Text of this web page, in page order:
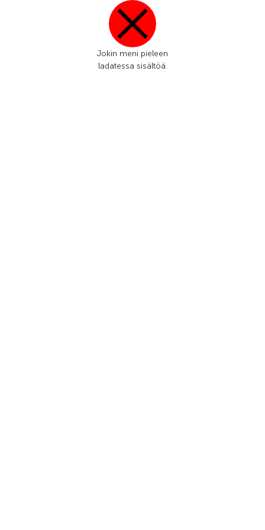
Jokin meni pieleen
ladatessa sisältöä.